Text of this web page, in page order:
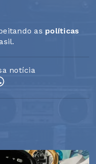
as políticas
notícia